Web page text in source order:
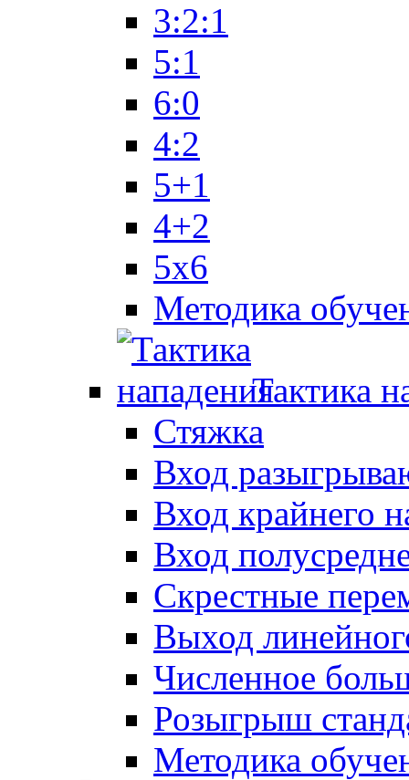
3:2:1
5:1
6:0
4:2
5+1
4+2
5x6
Методика
Тактика
Стяжка
Вход
Вход крайнего
Вход
Скрестные
Выход
Численное
Розыгрыш
Методика